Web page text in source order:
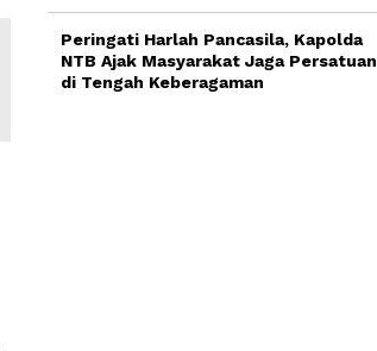
Peringati Harlah Pancasila, Kapolda
NTB Ajak Masyarakat Jaga Persatuan
di Tengah Keberagaman